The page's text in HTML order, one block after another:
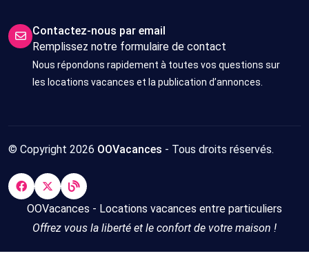
Contactez-nous par email
Remplissez notre formulaire de contact
Nous répondons rapidement à toutes vos questions sur
les locations vacances et la publication d’annonces.
© Copyright 2026 OOVacances - Tous droits réservés.
OOVacances - Locations vacances entre particuliers
Offrez vous la liberté et le confort de votre maison !